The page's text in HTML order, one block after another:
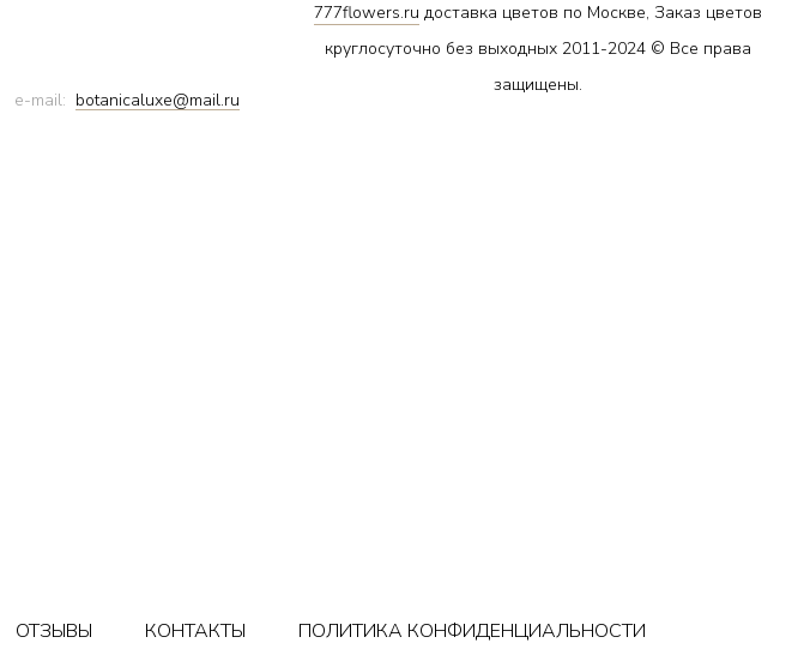
e-mail: botanicaluxe@mail.ru
777flowers.ru доставка цветов по Москве, Заказ цветов
круглосуточно без выходных 2011-2024 © Все права
защищены.
ОТЗЫВЫ КОНТАКТЫ ПОЛИТИКА КОНФИДЕНЦИАЛЬНОСТИ